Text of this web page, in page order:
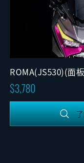
ROMA(JS530)(面
3,780